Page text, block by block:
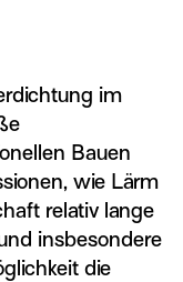
im
Bauen
wie Lärm
relativ lange
insbesondere
die